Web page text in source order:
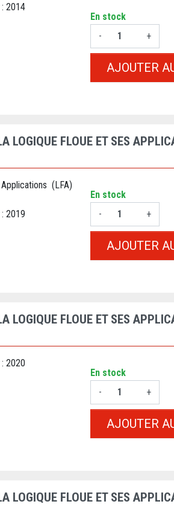
: 2014
En stock
-
+
AJOUTER
LOGIQUE FLOUE ET SES
(LFA)
: 2019
En stock
-
+
AJOUTER
LOGIQUE FLOUE ET SES
: 2020
En stock
-
+
AJOUTER
LOGIQUE FLOUE ET SES